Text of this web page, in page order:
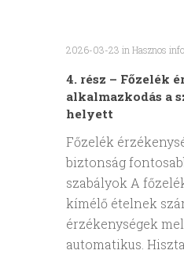
2026-03-23 inHasznos
4. rész – Főzelék
alkalmazkodás a
helyett
Főzelék
biztonság
szabályok A
kímélő ételnek
érzékenységek
automatikus.